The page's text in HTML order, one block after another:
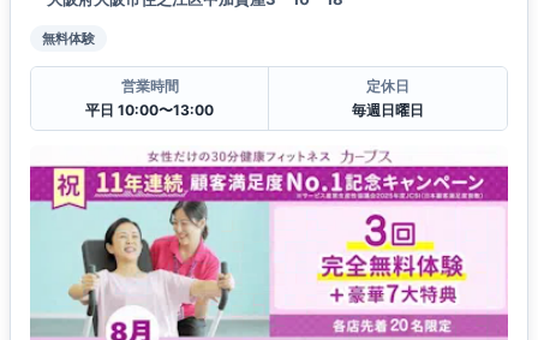
無料体験
営業時間
平日 10:00〜13:00
定休日
毎週日曜日